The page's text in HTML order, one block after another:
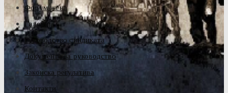
Форум жена
Галерија
Руководство синдиката
Документа за руководство
Законска регулатива
Контакти